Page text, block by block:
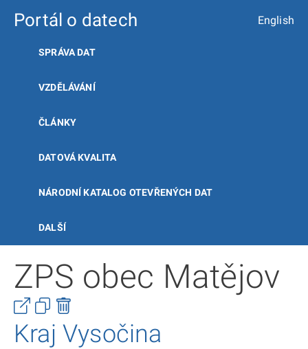
Portál o datech English
SPRÁVA DAT
VZDĚLÁVÁNÍ
ČLÁNKY
DATOVÁ KVALITA
NÁRODNÍ KATALOG OTEVŘENÝCH DAT
DALŠÍ
ZPS obec Matějov
Kraj Vysočina